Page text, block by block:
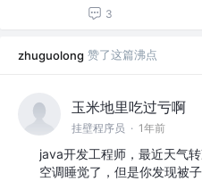
3
zhuguolong 赞了这篇沸点
玉米地里吃过亏啊
挂壁程序员 · 1年前
java开发工程师，最近天气
空调睡觉了，但是你发现被